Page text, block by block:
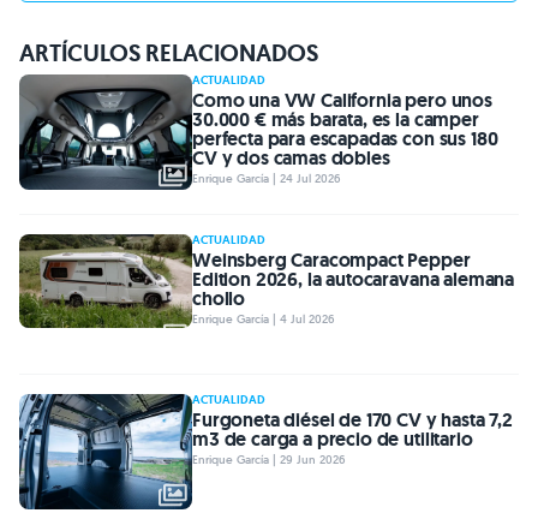
ARTÍCULOS RELACIONADOS
ACTUALIDAD
Como una VW California pero unos
30.000 € más barata, es la camper
perfecta para escapadas con sus 180
CV y dos camas dobles
Enrique García | 24 Jul 2026
ACTUALIDAD
Weinsberg Caracompact Pepper
Edition 2026, la autocaravana alemana
chollo
Enrique García | 4 Jul 2026
ACTUALIDAD
Furgoneta diésel de 170 CV y hasta 7,2
m3 de carga a precio de utilitario
Enrique García | 29 Jun 2026